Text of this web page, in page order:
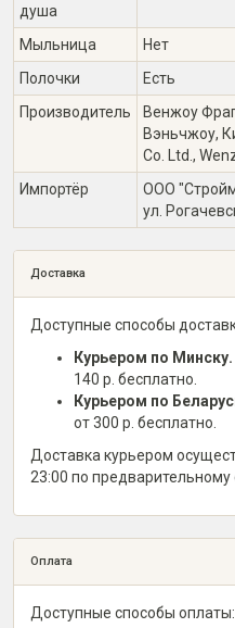
душа
Мыльница
Нет
Полочки
Есть
Производитель
Венжоу
Вэньчжоу,
Co. Ltd.,
Импортёр
ООО
ул.
Доставка
Доступные способы
Курьером по Минску.
140 р. бесплатно.
Курьером по
от 300 р. бесплатно.
Доставка курьером
23:00 по предварительному
Оплата
Доступные способы оплаты: